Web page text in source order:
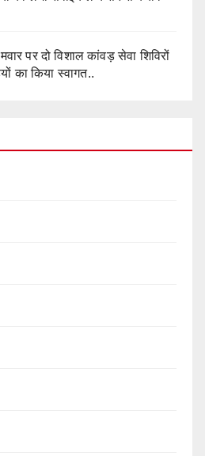
पर दो विशाल कांवड़ सेवा शिविरों
का किया स्वागत..